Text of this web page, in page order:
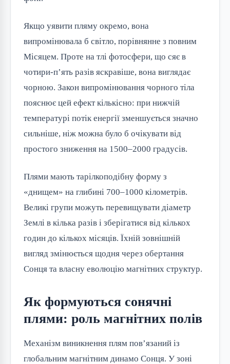
Якщо уявити пляму окремо, вона
випромінювала б світло, порівнянне з повним
Місяцем. Проте на тлі фотосфери, що сяє в
чотири-п’ять разів яскравіше, вона виглядає
чорною. Закон випромінювання чорного тіла
пояснює цей ефект кількісно: при нижчій
температурі потік енергії зменшується значно
сильніше, ніж можна було б очікувати від
простого зниження на 1500–2000 градусів.
Плями мають тарілкоподібну форму з
«днищем» на глибині 700–1000 кілометрів.
Великі групи можуть перевищувати діаметр
Землі в кілька разів і зберігатися від кількох
годин до кількох місяців. Їхній зовнішній
вигляд змінюється щодня через обертання
Сонця та власну еволюцію магнітних структур.
Як формуються сонячні
плями: роль магнітних полів
Механізм виникнення плям пов’язаний із
глобальним магнітним динамо Сонця. У зоні